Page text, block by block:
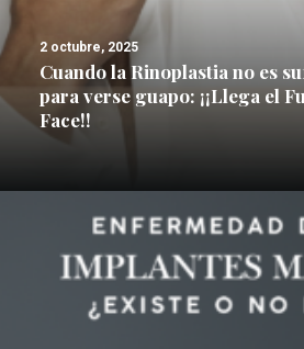
2 octubre, 2025
Cuando la Rinoplastia no es
para verse guapo: ¡¡Llega el
Face!!